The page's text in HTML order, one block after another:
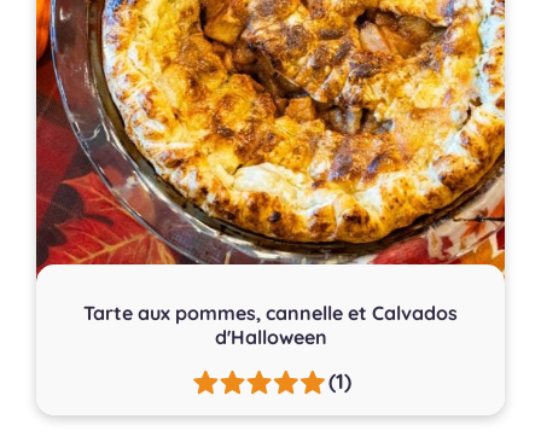
Tarte aux pommes, cannelle et Calvados
d'Halloween
(1)